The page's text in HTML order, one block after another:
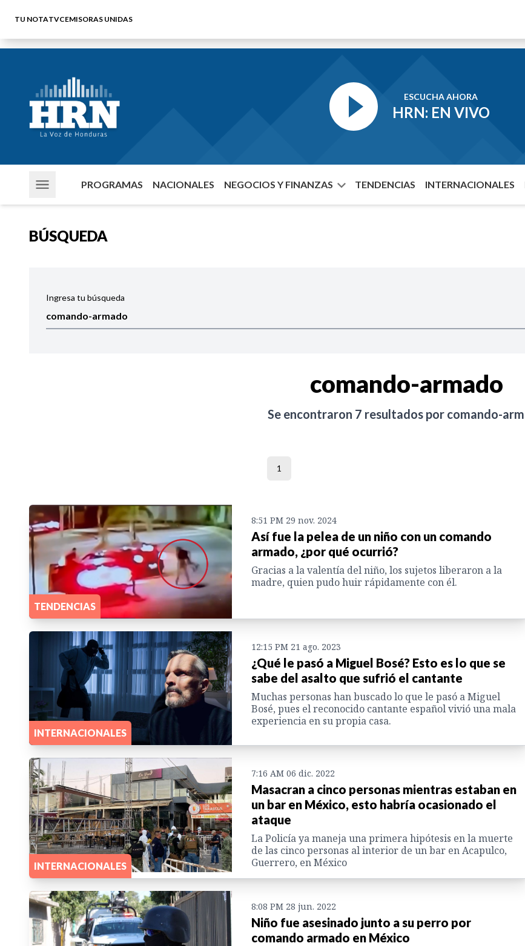
TU NOTATVCEMISORAS UNIDAS
ESCUCHA AHORA
HRN: EN VIVO
PROGRAMAS NACIONALES NEGOCIOS Y FINANZAS TENDENCIAS INTERNACIONALES
BÚSQUEDA
Ingresa tu búsqueda
comando-armado
Se encontraron 7 resultados por comando-
1
TENDENCIAS
8:51 PM 29 nov. 2024
Así fue la pelea de un niño con un comando
armado, ¿por qué ocurrió?
Gracias a la valentía del niño, los sujetos liberaron a la
madre, quien pudo huir rápidamente con él.
INTERNACIONALES
12:15 PM 21 ago. 2023
¿Qué le pasó a Miguel Bosé? Esto es lo que se
sabe del asalto que sufrió el cantante
Muchas personas han buscado lo que le pasó a Miguel
Bosé, pues el reconocido cantante español vivió una mala
experiencia en su propia casa.
INTERNACIONALES
7:16 AM 06 dic. 2022
Masacran a cinco personas mientras estaban en
un bar en México, esto habría ocasionado el
ataque
La Policía ya maneja una primera hipótesis en la muerte
de las cinco personas al interior de un bar en Acapulco,
Guerrero, en México
8:08 PM 28 jun. 2022
Niño fue asesinado junto a su perro por
comando armado en México